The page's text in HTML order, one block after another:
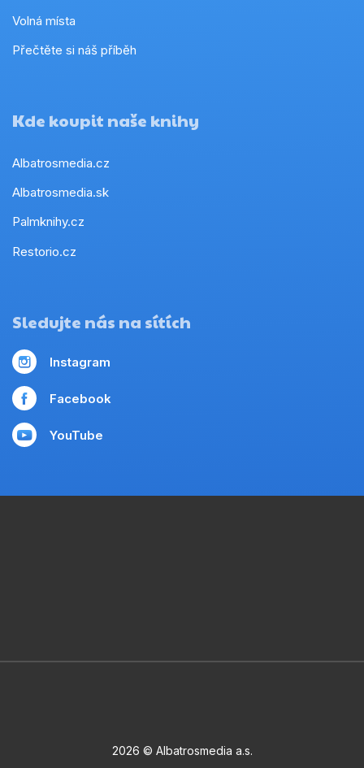
Volná místa
Přečtěte si náš příběh
Kde koupit naše knihy
Albatrosmedia.cz
Albatrosmedia.sk
Palmknihy.cz
Restorio.cz
Sledujte nás na sítích
Instagram
Facebook
YouTube
2026 © Albatrosmedia a.s.